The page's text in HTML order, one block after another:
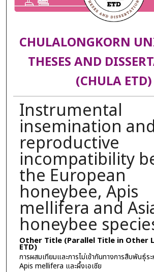
CHULALONGKORN
THESES AND
(CHULA ETD)
Instrumental
insemination and
reproductive
incompatibility
the European
honeybee, Apis
mellifera and
honeybee
Other Title (Parallel Title in Other
ETD)
การผสมเทียมและการไม่เข้ากันทางการสืบพันธุ์ร
Apis mellifera และผึ้งเอเซีย